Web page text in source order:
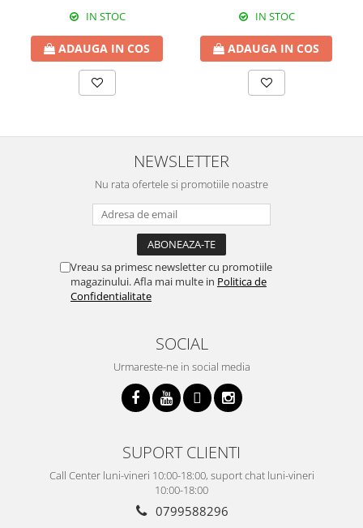
IN STOC
ADAUGA IN COS
IN STOC
ADAUGA IN COS
NEWSLETTER
Nu rata ofertele si promotiile noastre
Vreau sa primesc newsletter cu promotiile
magazinului. Afla mai multe in Politica de
Confidentialitate
SOCIAL
Urmareste-ne in social media
SUPORT CLIENTI
Call Center luni-vineri 10:00-18:00, suport chat luni-vineri
10:00-18:00
0799588296